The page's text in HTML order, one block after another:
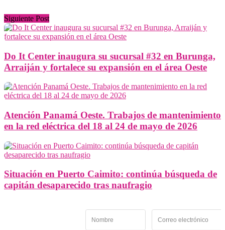
Siguiente Post
Do It Center inaugura su sucursal #32 en Burunga,
Arraiján y fortalece su expansión en el área Oeste
Atención Panamá Oeste. Trabajos de mantenimiento
en la red eléctrica del 18 al 24 de mayo de 2026
Situación en Puerto Caimito: continúa búsqueda de
capitán desaparecido tras naufragio